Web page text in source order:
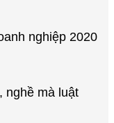
nghiệp 2020
nghề mà luật